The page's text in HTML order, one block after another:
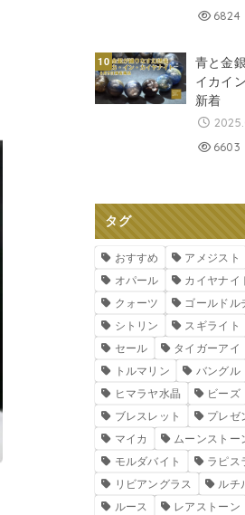
6824
青と金
イカイ
新着
6603
タグ
おすすめ アメジスト
オパール
カイヤナイ
クォーツ
ゴールドル
シトリン
スギライト
セール
タイガーアイ
トルマリン
バングル
ヒマラヤ水晶
ビーズ
ブレスレット
プレゼ
マイカ
ムーンストー
モルダバイト
ラピス
リビアングラス
ルチ
ルース
レアストーン